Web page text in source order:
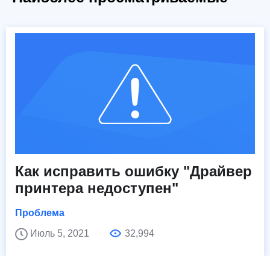
Как исправить ошибку "Драйвер
принтера недоступен"
Проблема
Июль 5, 2021
32,994